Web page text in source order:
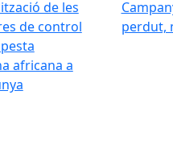
de les
de control
africana a
perdut,